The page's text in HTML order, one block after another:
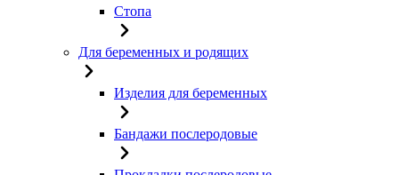
Стопа
Для беременных и родящих
Изделия для беременных
Бандажи послеродовые